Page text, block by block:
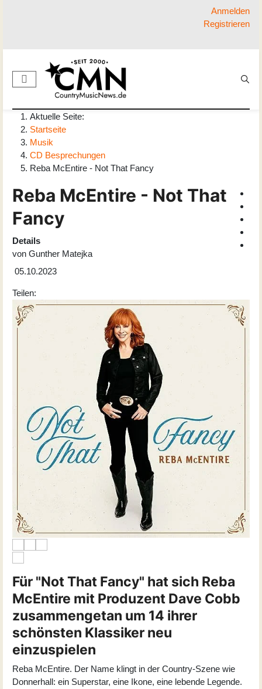
Anmelden
Registrieren
Aktuelle Seite:
Startseite
Musik
CD Besprechungen
Reba McEntire - Not That Fancy
Reba McEntire - Not That
Fancy
Details
von Gunther Matejka
05.10.2023
Teilen:
Für "Not That Fancy" hat sich Reba
McEntire mit Produzent Dave Cobb
zusammengetan um 14 ihrer
schönsten Klassiker neu
einzuspielen
Reba McEntire. Der Name klingt in der Country-Szene wie
Donnerhall: ein Superstar, eine Ikone, eine lebende Legende.